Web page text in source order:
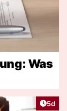
Was
5d